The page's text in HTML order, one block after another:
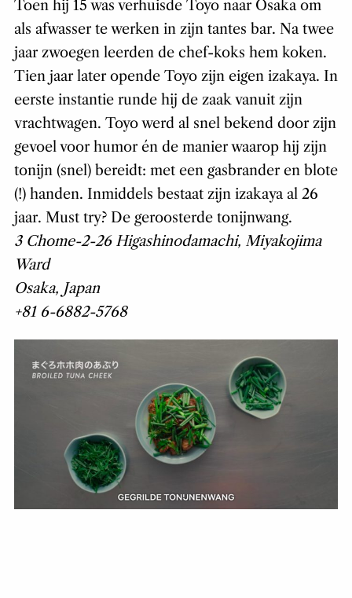
Toen hij 15 was verhuisde Toyo naar Osaka om
als afwasser te werken in zijn tantes bar. Na twee
jaar zwoegen leerden de chef-koks hem koken.
Tien jaar later opende Toyo zijn eigen izakaya. In
eerste instantie runde hij de zaak vanuit zijn
vrachtwagen. Toyo werd al snel bekend door zijn
gevoel voor humor én de manier waarop hij zijn
tonijn (snel) bereidt: met een gasbrander en blote
(!) handen. Inmiddels bestaat zijn izakaya al 26
jaar. Must try? De geroosterde tonijnwang.
3 Chome-2-26 Higashinodamachi, Miyakojima
Ward
Osaka, Japan
+81 6-6882-5768